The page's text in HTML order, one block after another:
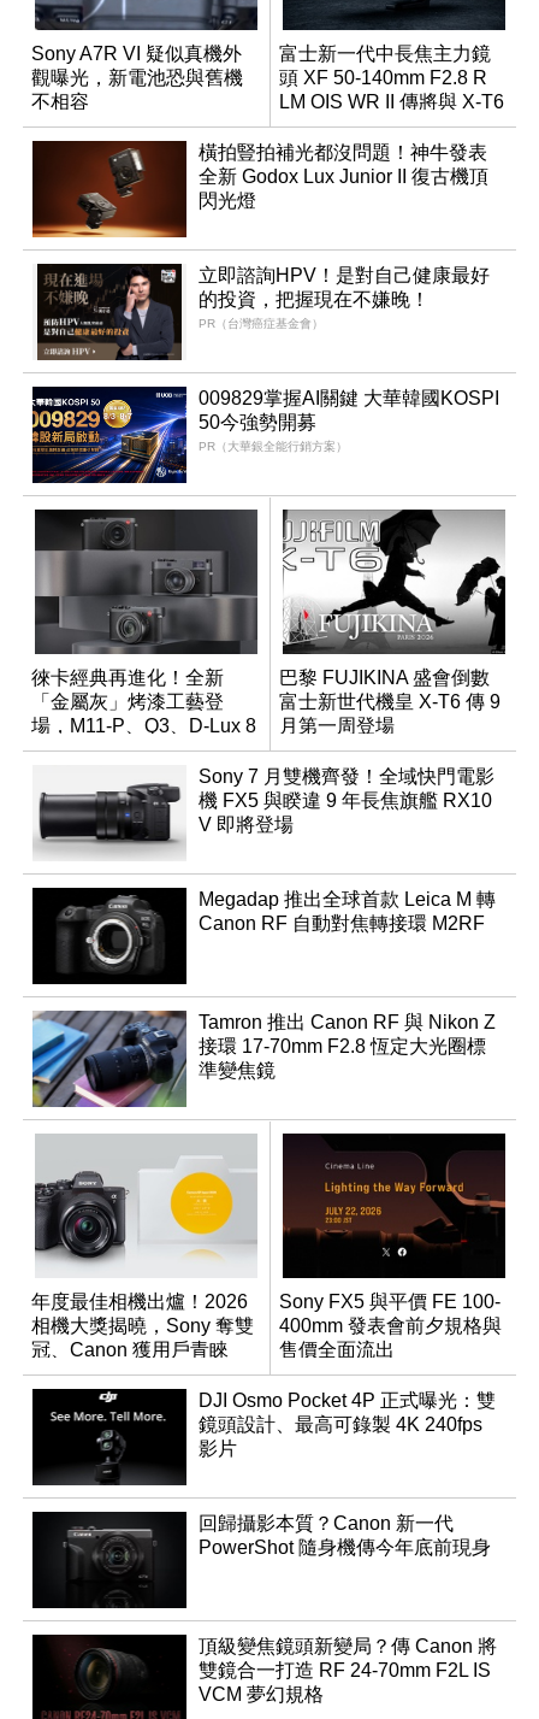
Sony A7R VI 疑似真機外
觀曝光，新電池恐與舊機
不相容
富士新一代中長焦主力鏡
頭 XF 50-140mm F2.8 R
LM OIS WR II 傳將與 X-T6
同步亮相
橫拍豎拍補光都沒問題！神牛發表
全新 Godox Lux Junior II 復古機頂
閃光燈
立即諮詢HPV！是對自己健康最好
的投資，把握現在不嫌晚！
PR（台灣癌症基金會）
009829掌握AI關鍵 大華韓國KOSPI
50今強勢開募
PR（大華銀全能行銷方案）
徠卡經典再進化！全新
「金屬灰」烤漆工藝登
場，M11-P、Q3、D-Lux 8
領銜換裝
巴黎 FUJIKINA 盛會倒數
富士新世代機皇 X-T6 傳 9
月第一周登場
Sony 7 月雙機齊發！全域快門電影
機 FX5 與睽違 9 年長焦旗艦 RX10
V 即將登場
Megadap 推出全球首款 Leica M 轉
Canon RF 自動對焦轉接環 M2RF
Tamron 推出 Canon RF 與 Nikon Z
接環 17-70mm F2.8 恆定大光圈標
準變焦鏡
年度最佳相機出爐！2026
相機大獎揭曉，Sony 奪雙
冠、Canon 獲用戶青睞
Sony FX5 與平價 FE 100-
400mm 發表會前夕規格與
售價全面流出
DJI Osmo Pocket 4P 正式曝光：雙
鏡頭設計、最高可錄製 4K 240fps
影片
回歸攝影本質？Canon 新一代
PowerShot 隨身機傳今年底前現身
頂級變焦鏡頭新變局？傳 Canon 將
雙鏡合一打造 RF 24-70mm F2L IS
VCM 夢幻規格